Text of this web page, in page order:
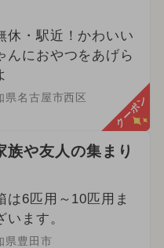
休・駅近！かわいい
んにおやつをあげら
県名古屋市西区 クーポン
族や友人の集まり
は6匹用～10匹用ま
います。
県豊田市